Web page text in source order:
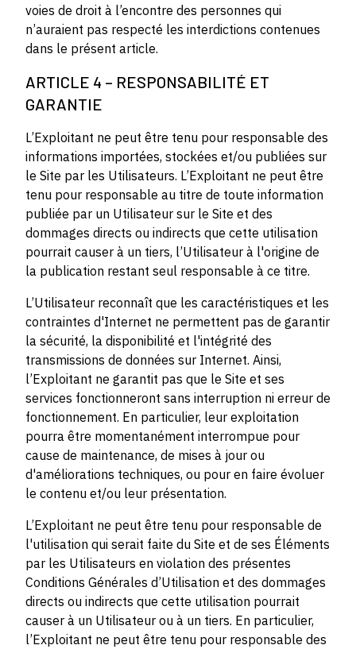
voies de droit à l’encontre des personnes qui
n’auraient pas respecté les interdictions contenues
dans le présent article.
ARTICLE 4 – RESPONSABILITÉ ET
GARANTIE
L’Exploitant ne peut être tenu pour responsable des
informations importées, stockées et/ou publiées sur
le Site par les Utilisateurs. L’Exploitant ne peut être
tenu pour responsable au titre de toute information
publiée par un Utilisateur sur le Site et des
dommages directs ou indirects que cette utilisation
pourrait causer à un tiers, l’Utilisateur à l'origine de
la publication restant seul responsable à ce titre.
L’Utilisateur reconnaît que les caractéristiques et les
contraintes d'Internet ne permettent pas de garantir
la sécurité, la disponibilité et l'intégrité des
transmissions de données sur Internet. Ainsi,
l’Exploitant ne garantit pas que le Site et ses
services fonctionneront sans interruption ni erreur de
fonctionnement. En particulier, leur exploitation
pourra être momentanément interrompue pour
cause de maintenance, de mises à jour ou
d'améliorations techniques, ou pour en faire évoluer
le contenu et/ou leur présentation.
L’Exploitant ne peut être tenu pour responsable de
l'utilisation qui serait faite du Site et de ses Éléments
par les Utilisateurs en violation des présentes
Conditions Générales d’Utilisation et des dommages
directs ou indirects que cette utilisation pourrait
causer à un Utilisateur ou à un tiers. En particulier,
l’Exploitant ne peut être tenu pour responsable des